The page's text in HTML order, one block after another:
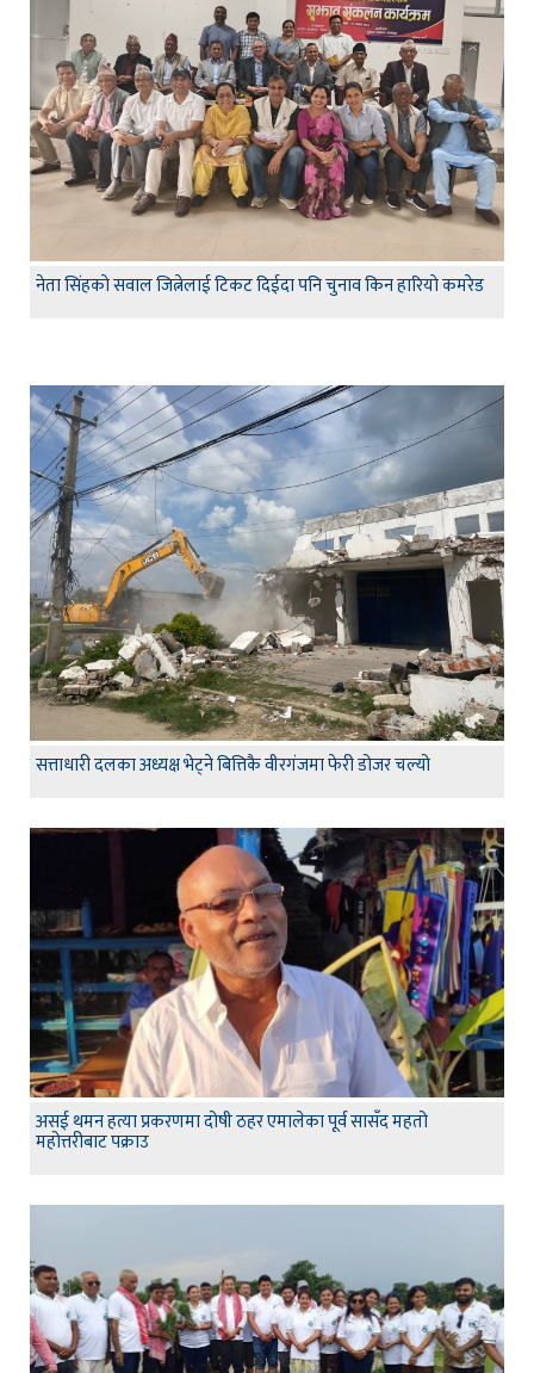
नेता सिंहकाे सवाल जित्नेलाई टिकट दिईदा पनि चुनाव किन हारियाे कमरेड
सत्ताधारी दलका अध्यक्ष भेट्ने बित्तिकै वीरगंजमा फेरी डोजर चल्यो
असई थमन हत्या प्रकरणमा दोषी ठहर एमालेका पूर्व सासँद महतो
महोत्तरीबाट पक्राउ